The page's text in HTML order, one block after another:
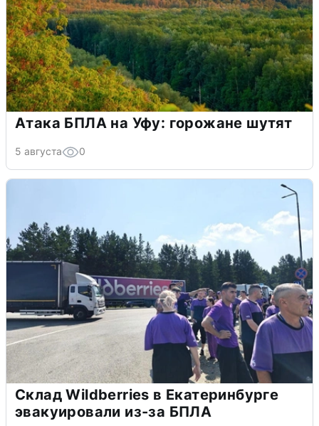
Атака БПЛА на Уфу: горожане шутят
5 августа 0
Склад Wildberries в Екатеринбурге
эвакуировали из-за БПЛА